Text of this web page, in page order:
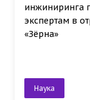
инжиниринга
экспертам в
«Зёрна»
Наука